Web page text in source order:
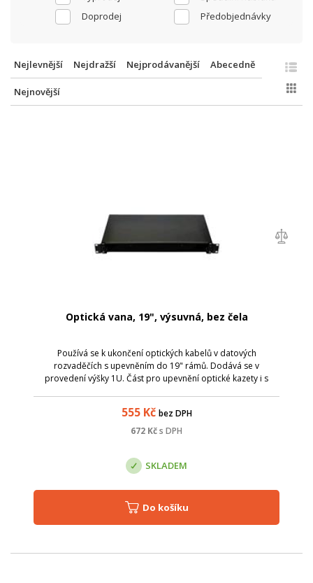
Doprodej
Předobjednávky
Nejlevnější Nejdražší Nejprodávanější Abecedně
Nejnovější
Optická vana, 19", výsuvná, bez čela
Používá se k ukončení optických kabelů v datových
rozvaděčích s upevněním do 19" rámů. Dodává se v
provedení výšky 1U. Část pro upevnění optické kazety i s
555Kč bez DPH
672 Kčs DPH
SKLADEM
Do košíku